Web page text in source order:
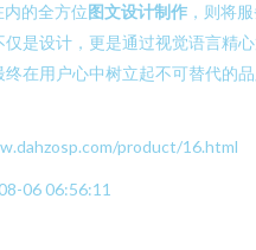
的全方位图文设计制作 ，则将
是设计，更是通过视觉语言精
在用户心中树立起不可替代的
product/16.html
06 06:56:11